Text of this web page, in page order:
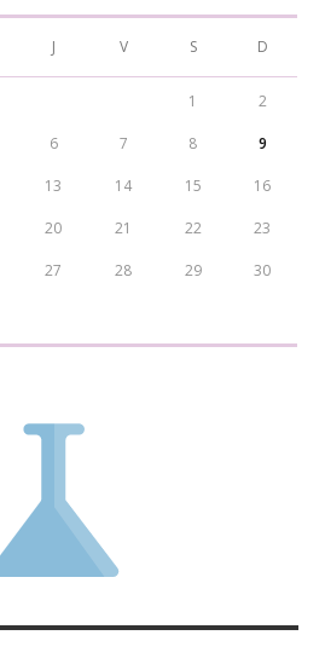
J V S D
1 2
6 7 8 9
13 14 15 16
20 21 22 23
27 28 29 30